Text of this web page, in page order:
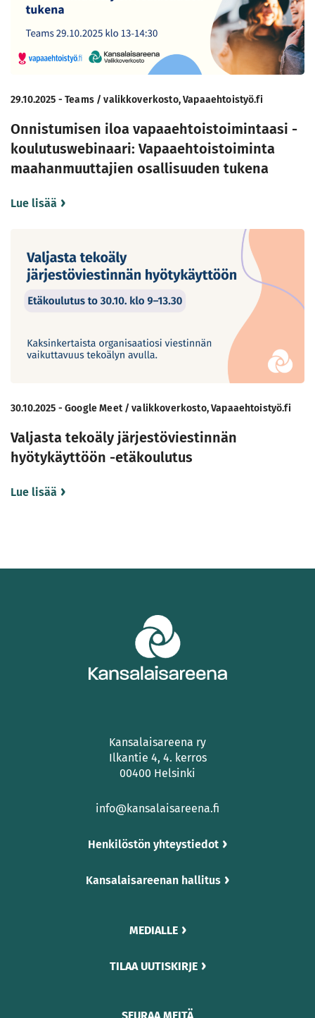
29.10.2025 - Teams / valikkoverkosto, Vapaaehtoistyö.fi
Onnistumisen iloa vapaaehtoistoimintaasi -
koulutuswebinaari: Vapaaehtoistoiminta
maahanmuuttajien osallisuuden tukena
Lue lisää
30.10.2025 - Google Meet / valikkoverkosto, Vapaaehtoistyö.fi
Valjasta tekoäly järjestöviestinnän
hyötykäyttöön -etäkoulutus
Lue lisää
Kansalaisareena ry
Ilkantie 4, 4. kerros
00400 Helsinki
info@kansalaisareena.fi
Henkilöstön yhteystiedot
Kansalaisareenan hallitus
MEDIALLE
TILAA UUTISKIRJE